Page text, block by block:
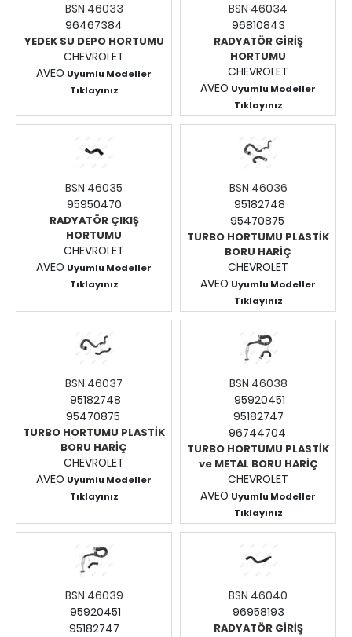
BSN 46033
96467384
YEDEK SU DEPO HORTUMU
CHEVROLET
AVEO Uyumlu Modeller
Tıklayınız
Giriş Yapınız.
BSN 46034
96810843
RADYATÖR GİRİŞ
HORTUMU
CHEVROLET
AVEO Uyumlu Modeller
Tıklayınız
Fiyatları Görmek İçin
Giriş Yapınız.
BSN 46035
95950470
RADYATÖR ÇIKIŞ
HORTUMU
CHEVROLET
AVEO Uyumlu Modeller
Tıklayınız
Giriş Yapınız.
BSN 46036
95182748
95470875
TURBO HORTUMU PLASTİK
BORU HARİÇ
CHEVROLET
AVEO Uyumlu Modeller
Tıklayınız
Fiyatları Görmek İçin
Giriş Yapınız.
BSN 46037
95182748
95470875
TURBO HORTUMU PLASTİK
BORU HARİÇ
CHEVROLET
AVEO Uyumlu Modeller
Tıklayınız
Giriş Yapınız.
BSN 46038
95920451
95182747
96744704
TURBO HORTUMU PLASTİK
ve METAL BORU HARİÇ
CHEVROLET
AVEO Uyumlu Modeller
Tıklayınız
Fiyatları Görmek İçin
Giriş Yapınız.
BSN 46039
95920451
95182747
BSN 46040
96958193
RADYATÖR GİRİŞ